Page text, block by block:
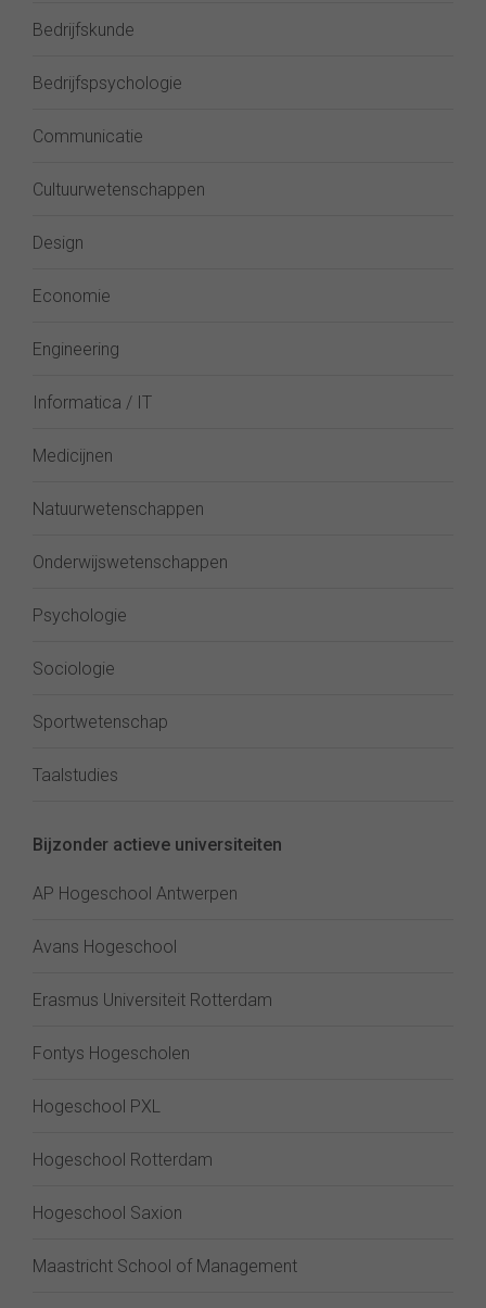
Bedrijfskunde
Bedrijfspsychologie
Communicatie
Cultuurwetenschappen
Design
Economie
Engineering
Informatica / IT
Medicijnen
Natuurwetenschappen
Onderwijswetenschappen
Psychologie
Sociologie
Sportwetenschap
Taalstudies
Bijzonder actieve universiteiten
AP Hogeschool Antwerpen
Avans Hogeschool
Erasmus Universiteit Rotterdam
Fontys Hogescholen
Hogeschool PXL
Hogeschool Rotterdam
Hogeschool Saxion
Maastricht School of Management